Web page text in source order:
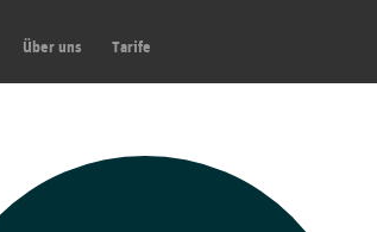
Über uns Tarife